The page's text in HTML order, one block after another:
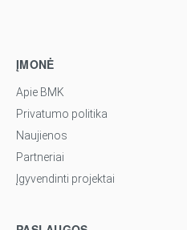
ĮMONĖ
Apie BMK
Privatumo politika
Naujienos
Partneriai
Įgyvendinti projektai